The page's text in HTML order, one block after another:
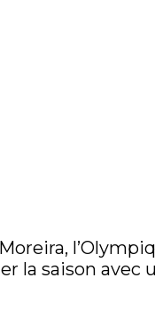
la saison avec